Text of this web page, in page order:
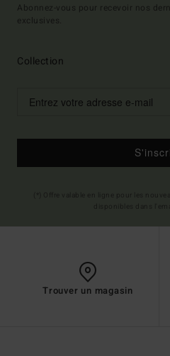
Abonnez-vous pour recevoir nos
exclusives.
Collection
Trouver un magasin